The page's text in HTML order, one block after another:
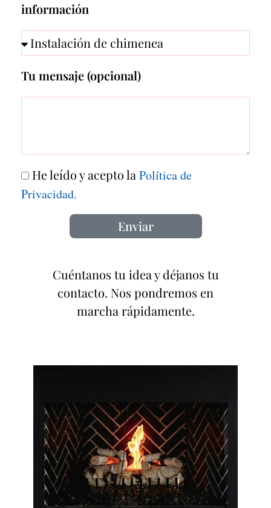
información
Tu mensaje (opcional)
He leído y acepto la Política de
Privacidad.
Enviar
Cuéntanos tu idea y déjanos tu
contacto. Nos pondremos en
marcha rápidamente.